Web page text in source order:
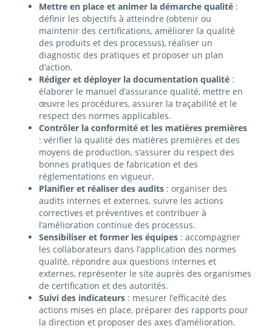
Mettre en place et animer la démarche qualité:
définir les objectifs à atteindre (obtenir ou
maintenir des certifications, améliorer la qualité
des produits et des processus), réaliser un
diagnostic des pratiques et proposer un plan
d’action.
Rédiger et déployer la documentation qualité:
élaborer le manuel d’assurance qualité, mettre en
œuvre les procédures, assurer la traçabilité et le
respect des normes applicables.
Contrôler la conformité et les matières premières
: vérifier la qualité des matières premières et des
moyens de production, s’assurer du respect des
bonnes pratiques de fabrication et des
réglementations en vigueur.
Planifier et réaliser des audits: organiser des
audits internes et externes, suivre les actions
correctives et préventives et contribuer à
l’amélioration continue des processus.
Sensibiliser et former les équipes: accompagner
les collaborateurs dans l’application des normes
qualité, répondre aux questions internes et
externes, représenter le site auprès des organismes
de certification et des autorités.
Suivi des indicateurs: mesurer l’efficacité des
actions mises en place, préparer des rapports pour
la direction et proposer des axes d’amélioration.